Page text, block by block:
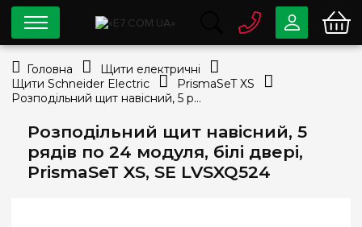
Розподільний щит навісний, 5
рядів по 24 модуля, білі двері,
PrismaSeT XS, SE LVSXQ524
0 800
Безкоштовно
info@e7.com.ua
334-79-78
Viber Telegram
Головна
Щити електричні
Щити Schneider Electric
PrismaSeT XS
Розподільний щит навісний, 5 рядів по 24 модуля, білі двері, PrismaSeT XS, SE LVSXQ524